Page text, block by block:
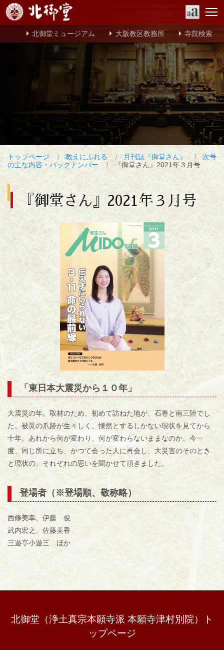
北御堂ミュージアム 大阪教区教務所 寺院検索
トップページ 〉 教えにふれる 〉 月刊誌『御堂さん』 〉 次号
の主な内容・バックナンバー 〉 『御堂さん』2021年３月号
『御堂さん』2021年３月号
「東日本大震災から１０年 」
大震災の年。取材のため、初めて訪ねた地が、石巻と南三陸でし
た。被災の爪跡が生々しく、慄然とするしかない現状を見てから
十年。あれから何が変わり、何が変わらないままなのか。今一
度、同じ所に立ち、かつて会った人に再会し、大災害のそのとき
と現状の、それぞれの思いを聞かせて頂きました。
登場者（※登場順、敬称略）
西條美幸、伊藤 俊
武内宏之、佐藤美香
三遊亭小遊三 ほか
北御堂（浄土真宗本願寺派 本願寺津村別院）ト
ップページ